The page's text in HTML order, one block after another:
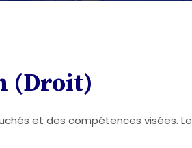
(Droit)
et des compétences visées.